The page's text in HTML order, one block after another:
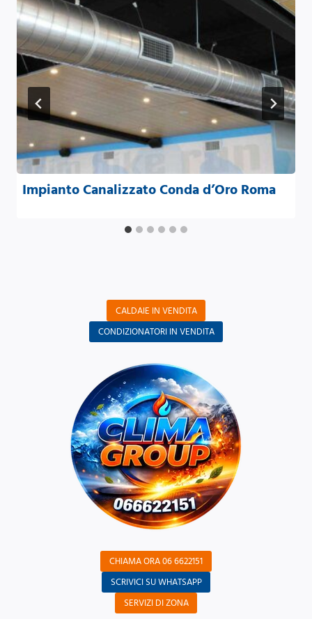
Impianto Canalizzato Conda d’Oro Roma
CALDAIE IN VENDITA
CONDIZIONATORI IN VENDITA
CHIAMA ORA 06 6622151
SCRIVICI SU WHATSAPP
SERVIZI DI ZONA